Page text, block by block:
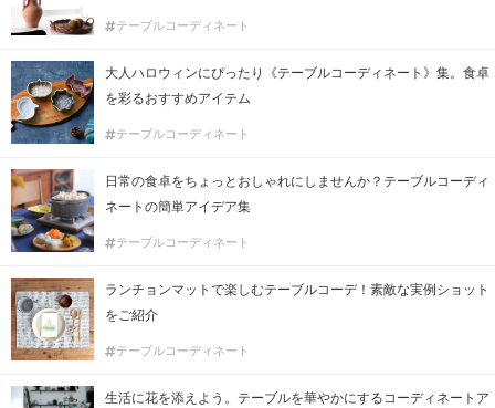
テーブルコーディネート
大人ハロウィンにぴったり《テーブルコーディネート》集。食卓
を彩るおすすめアイテム
テーブルコーディネート
日常の食卓をちょっとおしゃれにしませんか？テーブルコーディ
ネートの簡単アイデア集
テーブルコーディネート
ランチョンマットで楽しむテーブルコーデ！素敵な実例ショット
をご紹介
テーブルコーディネート
生活に花を添えよう。テーブルを華やかにするコーディネートア